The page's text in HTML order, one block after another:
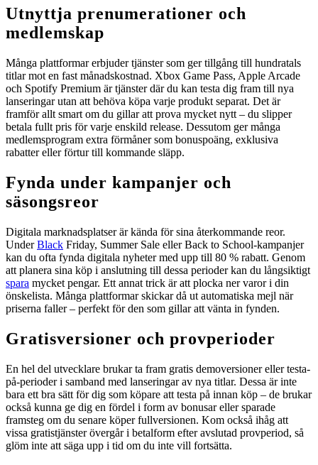
Utnyttja prenumerationer och
medlemskap
Många plattformar erbjuder tjänster som ger tillgång till hundratals
titlar mot en fast månadskostnad. Xbox Game Pass, Apple Arcade
och Spotify Premium är tjänster där du kan testa dig fram till nya
lanseringar utan att behöva köpa varje produkt separat. Det är
framför allt smart om du gillar att prova mycket nytt – du slipper
betala fullt pris för varje enskild release. Dessutom ger många
medlemsprogram extra förmåner som bonuspoäng, exklusiva
rabatter eller förtur till kommande släpp.
Fynda under kampanjer och
säsongsreor
Digitala marknadsplatser är kända för sina återkommande reor.
UnderBlack Friday, Summer Sale eller Back to School-kampanjer
kan du ofta fynda digitala nyheter med upp till 80 % rabatt. Genom
att planera sina köp i anslutning till dessa perioder kan du långsiktigt
spara mycket pengar. Ett annat trick är att plocka ner varor i din
önskelista. Många plattformar skickar då ut automatiska mejl när
priserna faller – perfekt för den som gillar att vänta in fynden.
Gratisversioner och provperioder
En hel del utvecklare brukar ta fram gratis demoversioner eller testa-
på-perioder i samband med lanseringar av nya titlar. Dessa är inte
bara ett bra sätt för dig som köpare att testa på innan köp – de brukar
också kunna ge dig en fördel i form av bonusar eller sparade
framsteg om du senare köper fullversionen. Kom också ihåg att
vissa gratistjänster övergår i betalform efter avslutad provperiod, så
glöm inte att säga upp i tid om du inte vill fortsätta.